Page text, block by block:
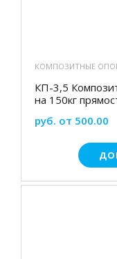
КОМПОЗИТНЫЕ
КП-3,5
на 150кг
руб. от 500.00